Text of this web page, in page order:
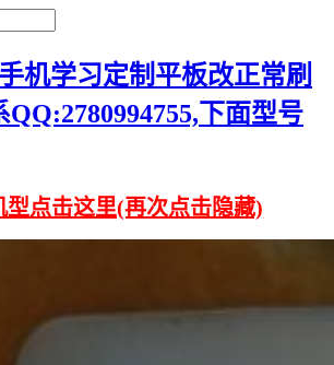
机学习定制平板改正常刷
下面型号
型点击这里(再次点击隐藏)